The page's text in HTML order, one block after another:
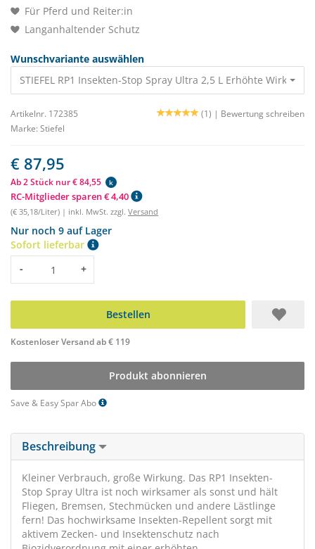
Für Pferd und Reiter:in
Langanhaltender Schutz
Wunschvariante auswählen
STIEFEL RP1 Insekten-Stop Spray Ultra 2,5 L Erhöhte
Artikelnr. 172385 (1) | Bewertung schreiben
Marke: Stiefel
€ 87,95
Ab 2 Stück nur € 84,55 k
RC-Mitglieder sparen € 4,40
(€ 35,18/Liter) | inkl. MwSt. zzgl. Versand
Nur noch 9 auf Lager
Sofort lieferbar
Menge
- +
Bestellen
Kostenloser Versand ab € 119
Produkt abonnieren
Save & Easy Spar Abo
Beschreibung
Kleiner Verbrauch, große Wirkung. Das RP1 Insekten-
Stop Spray Ultra ist noch wirksamer als sonst und hält
Fliegen, Bremsen, Stechmücken und andere Lästlinge
fern! Das hochwirksame Insekten-Repellent sorgt mit
aktivem Zecken- und Insektenschutz nach